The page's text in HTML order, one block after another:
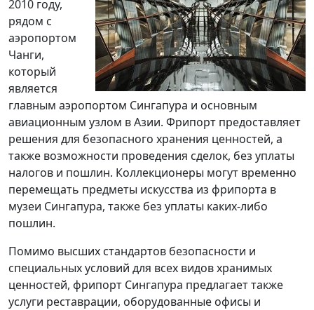
2010 году,
рядом с
аэропортом
Чанги,
который
является
главным аэропортом Сингапура и основным
авиационным узлом в Азии. Фрипорт предоставляет
решения для безопасного хранения ценностей, а
также возможности проведения сделок, без уплаты
налогов и пошлин. Коллекционеры могут временно
перемещать предметы искусства из фрипорта в
музеи Сингапура, также без уплаты каких-либо
пошлин.
Помимо высших стандартов безопасности и
специальных условий для всех видов хранимых
ценностей, фрипорт Сингапура предлагает также
услуги реставрации, оборудованные офисы и